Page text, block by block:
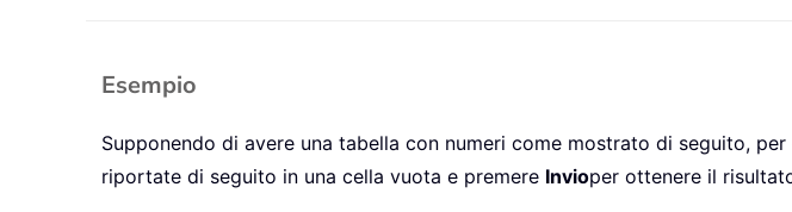
Esempio
Supponendo di avere una tabella con numeri come mostrato di seguito,
riportate di seguito in una cella vuota e premere Invioper ottenere il